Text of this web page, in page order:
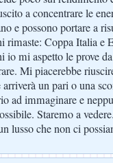
a concentrare le
e possono portare a
rimaste: Coppa Italia e
io mi aspetto le prove
Mi piacerebbe
arriverà un pari o una
ad immaginare e
Staremo a
lusso che non ci